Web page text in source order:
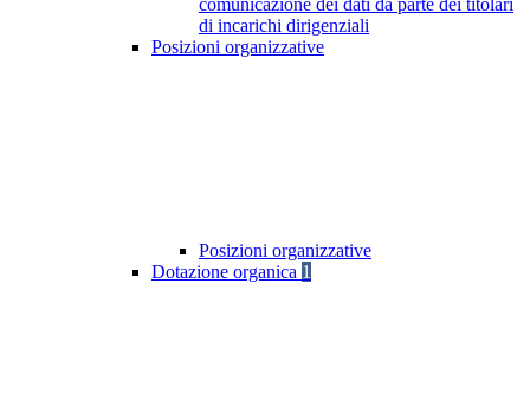
comunicazione dei dati da parte dei titolari
di incarichi dirigenziali
Posizioni organizzative
Posizioni organizzative
Dotazione organica 1